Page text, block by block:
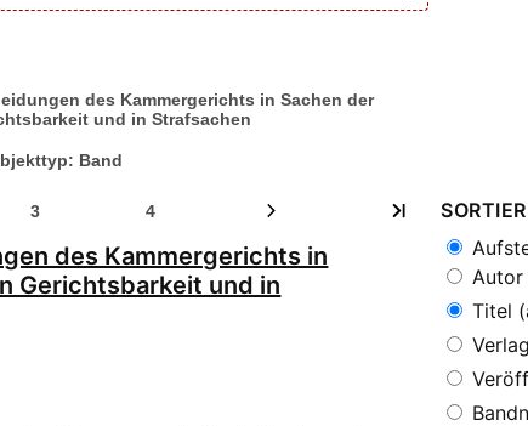
des Kammergerichts in Sachen der
und in Strafsachen
Band
3 4
des Kammergerichts in
Gerichtsbarkeit und in
Autor
Titel